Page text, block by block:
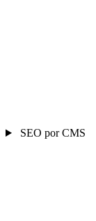
SEO por CMS